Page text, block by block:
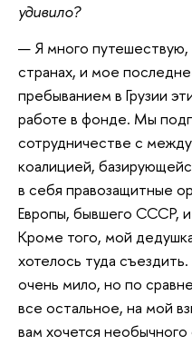
удивило?
— Я много
странах, и мое
пребыванием в Грузии
работе в фонде. Мы
сотрудничестве с
коалицией,
в себя правозащитные
Европы, бывшего СССР,
Кроме того, мой
хотелось туда
очень мило, но по
все остальное, на мой
вам хочется